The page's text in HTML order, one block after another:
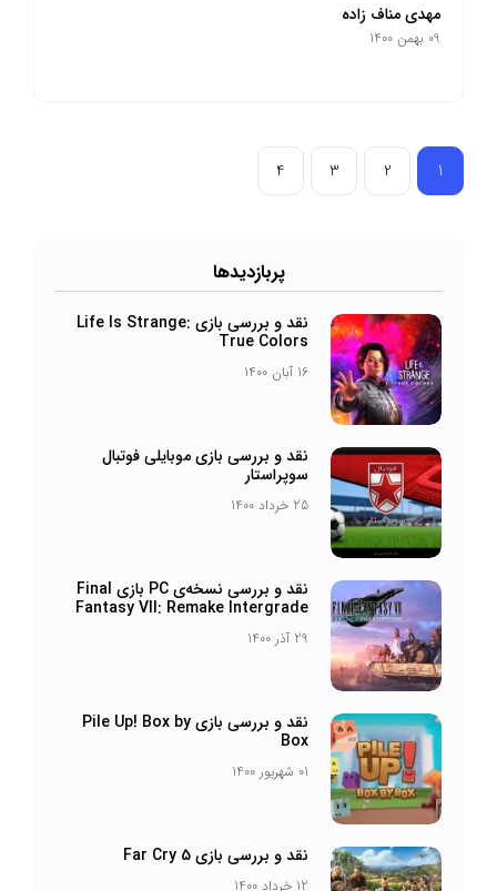
مهدی مناف زاده
09 بهمن 1400
1
2
3
4
پرباز‌دیدها
نقد و بررسی بازی Life Is Strange:
True Colors
16 آبان 1400
نقد و بررسی بازی موبایلی فوتبال
سوپراستار
25 خرداد 1400
نقد و بررسی نسخه‌ی PC بازی Final
Fantasy VII: Remake Intergrade
29 آذر 1400
نقد و بررسی بازی Pile Up! Box by
Box
01 شهریور 1400
نقد و بررسی بازی Far Cry 5
12 خرداد 1400